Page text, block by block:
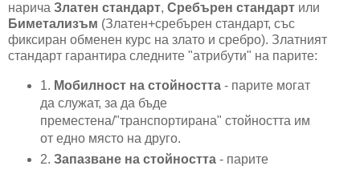
нарича Златен стандарт, Сребърен стандарт или
Биметализъм (Златен+сребърен стандарт, със
фиксиран обменен курс на злато и сребро). Златният
стандарт гарантира следните "атрибути" на парите:
1. Мобилност на стойността- парите могат
да служат, за да бъде
преместена/"транспортирана" стойността им
от едно място на друго.
2. Запазване на стойността- парите